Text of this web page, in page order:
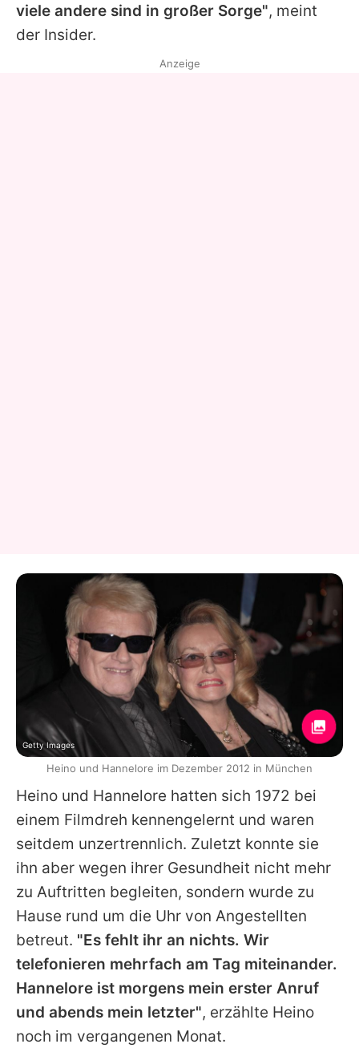
viele andere sind in großer Sorge", meint
der Insider.
Heino und Hannelore hatten sich 1972 bei
einem Filmdreh kennengelernt und waren
seitdem unzertrennlich. Zuletzt konnte sie
ihn aber wegen ihrer Gesundheit nicht mehr
zu Auftritten begleiten, sondern wurde zu
Hause rund um die Uhr von Angestellten
betreut. "Es fehlt ihr an nichts. Wir
telefonieren mehrfach am Tag miteinander.
Hannelore ist morgens mein erster Anruf
und abends mein letzter", erzählte Heino
noch im vergangenen Monat.
Anzeige
Getty Images
Heino und Hannelore im Dezember 2012 in München